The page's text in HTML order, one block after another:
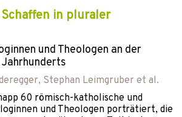
in pluraler
und Theologen an der
, Stephan Leimgruber et al.
60 römisch-katholische und
und Theologen porträtiert, die